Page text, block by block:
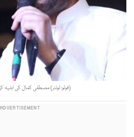
(فوٹو: ٹوئٹر) مصطفیٰ کمال کی اہلیہ